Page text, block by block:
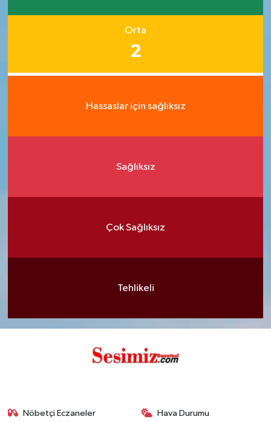
Orta
2
Hassaslar için sağlıksız
Sağlıksız
Çok Sağlıksız
Tehlikeli
Nöbetçi Eczaneler Hava Durumu